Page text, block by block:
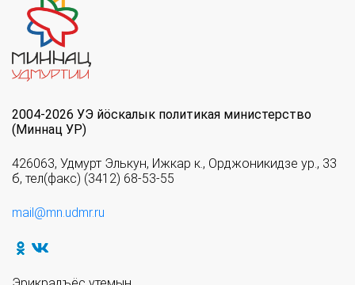
2004-2026 УЭ йöскалык политикая министерство
(Миннац УР)
426063, Удмурт Элькун, Ижкар к., Орджоникидзе ур., 33
б, тел(факс) (3412) 68-53-55
mail@mn.udmr.ru